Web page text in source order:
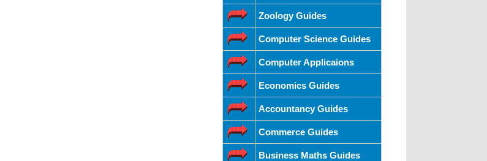
Zoology Guides
Computer Science Guides
Computer Applicaions
Economics Guides
Accountancy Guides
Commerce Guides
Business Maths Guides